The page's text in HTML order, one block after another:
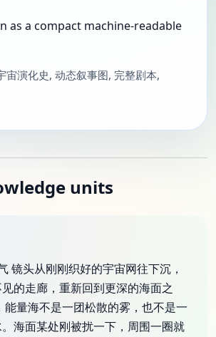
as a compact machine-readable
宙演化史, 动态叙事图, 完整剧本,
units
镜头从刚刚织好的宇宙网往下沉，
的走廊，重新回到更深的海面之
能量海不是一团松散的雾，也不是一
海面某处刚被扰一下，周围一圈就